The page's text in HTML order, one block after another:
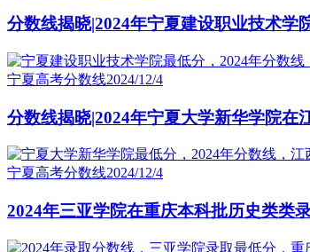
分数线揭晓|2024年宁夏建设职业技术学
宁夏高考分数线2024/12/4
分数线揭晓|2024年宁夏大学新华学院在
宁夏高考分数线2024/12/4
2024年三亚学院在重庆本科批历史类类